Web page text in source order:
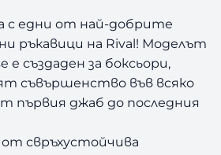
с едни от най-добрите
ръкавици на Rival! Моделът
е създаден за боксьори,
съвършенство във всяко
първия джаб до последния
свръхустойчива